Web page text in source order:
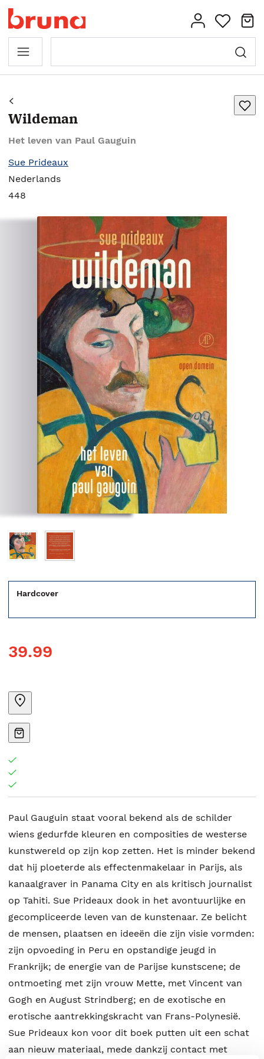
Wildeman
Het leven van Paul Gauguin
Sue Prideaux
Nederlands
448
Hardcover
39.99
Paul Gauguin staat vooral bekend als de schilder
wiens gedurfde kleuren en composities de westerse
kunstwereld op zijn kop zetten. Het is minder bekend
dat hij ploeterde als effectenmakelaar in Parijs, als
kanaalgraver in Panama City en als kritisch journalist
op Tahiti. Sue Prideaux dook in het avontuurlijke en
gecompliceerde leven van de kunstenaar. Ze belicht
de mensen, plaatsen en ideeën die zijn visie vormden:
zijn opvoeding in Peru en opstandige jeugd in
Frankrijk; de energie van de Parijse kunstscene; de
ontmoeting met zijn vrouw Mette, met Vincent van
Gogh en August Strindberg; en de exotische en
erotische aantrekkingskracht van Frans-Polynesië.
Sue Prideaux kon voor dit boek putten uit een schat
aan nieuw materiaal, mede dankzij contact met